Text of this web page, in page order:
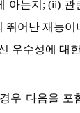
아는지 ; (ii) 관
뛰어난 재능이
우수성에 대
우 다음을 포